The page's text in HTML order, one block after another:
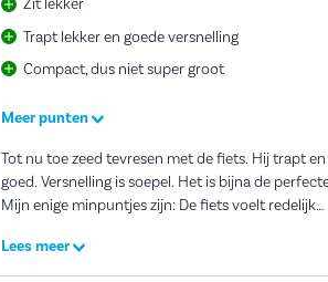
Zit lekker
Trapt lekker en goede versnelling
Compact, dus niet super groot
Meer punten
Tot nu toe zeed tevresen met de fiets. Hij trapt
goed. Versnelling is soepel. Het is bijna de
Mijn enige minpuntjes zijn: De fiets voelt redelijk
voorop is het was lastiger opstappen en wegrijden.
Alles zit zo dicht op elkaar. Het windschermpje is heel
Lees meer